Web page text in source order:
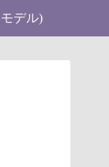
デル)